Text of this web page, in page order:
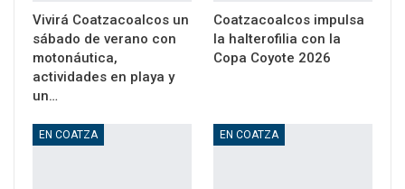
Vivirá Coatzacoalcos un
sábado de verano con
motonáutica,
actividades en playa y
un…
Coatzacoalcos impulsa
la halterofilia con la
Copa Coyote 2026
EN COATZA EN COATZA